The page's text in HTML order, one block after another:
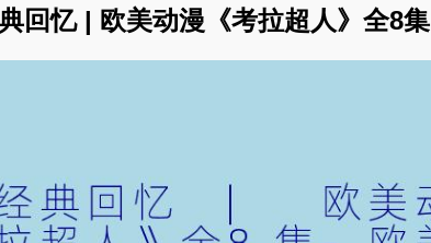
回忆 | 欧美动漫《考拉超人》全8集